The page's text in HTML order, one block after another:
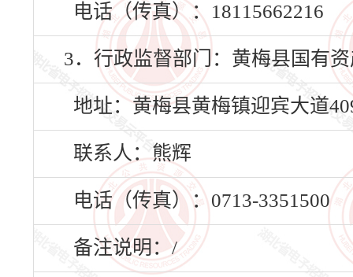
电话（传真）：18115662216
3．行政监督部门：黄梅县国有
地址：黄梅县黄梅镇迎宾大道
联系人：熊辉
电话（传真）：0713-3351500
备注说明：/